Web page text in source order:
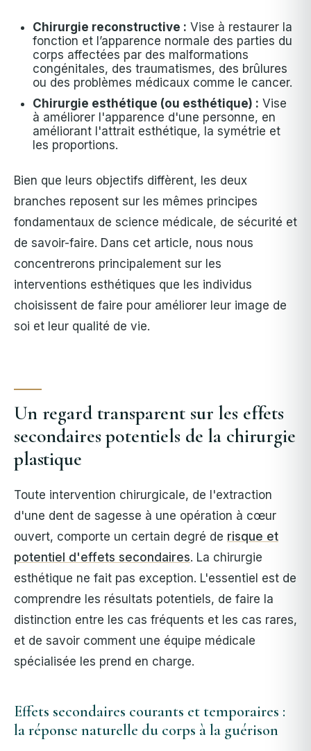
Chirurgie reconstructive : Vise à restaurer la
fonction et l’apparence normale des parties du
corps affectées par des malformations
congénitales, des traumatismes, des brûlures
ou des problèmes médicaux comme le cancer.
Chirurgie esthétique (ou esthétique) : Vise
à améliorer l'apparence d'une personne, en
améliorant l'attrait esthétique, la symétrie et
les proportions.
Bien que leurs objectifs diffèrent, les deux
branches reposent sur les mêmes principes
fondamentaux de science médicale, de sécurité et
de savoir-faire. Dans cet article, nous nous
concentrerons principalement sur les
interventions esthétiques que les individus
choisissent de faire pour améliorer leur image de
soi et leur qualité de vie.
Un regard transparent sur les effets
secondaires potentiels de la chirurgie
plastique
Toute intervention chirurgicale, de l'extraction
d'une dent de sagesse à une opération à cœur
ouvert, comporte un certain degré de risque et
potentiel d'effets secondaires. La chirurgie
esthétique ne fait pas exception. L'essentiel est de
comprendre les résultats potentiels, de faire la
distinction entre les cas fréquents et les cas rares,
et de savoir comment une équipe médicale
spécialisée les prend en charge.
Effets secondaires courants et temporaires :
la réponse naturelle du corps à la guérison